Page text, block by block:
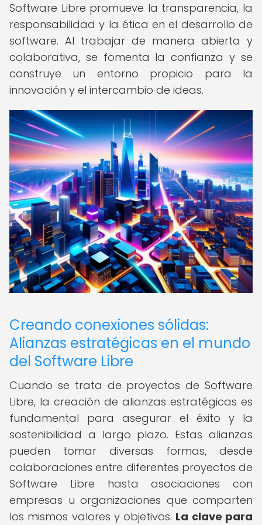
Software Libre promueve la transparencia, la
responsabilidad y la ética en el desarrollo de
software. Al trabajar de manera abierta y
colaborativa, se fomenta la confianza y se
construye un entorno propicio para la
innovación y el intercambio de ideas.
Creando conexiones sólidas:
Alianzas estratégicas en el mundo
del Software Libre
Cuando se trata de proyectos de Software
Libre, la creación de alianzas estratégicas es
fundamental para asegurar el éxito y la
sostenibilidad a largo plazo. Estas alianzas
pueden tomar diversas formas, desde
colaboraciones entre diferentes proyectos de
Software Libre hasta asociaciones con
empresas u organizaciones que comparten
los mismos valores y objetivos. La clave para